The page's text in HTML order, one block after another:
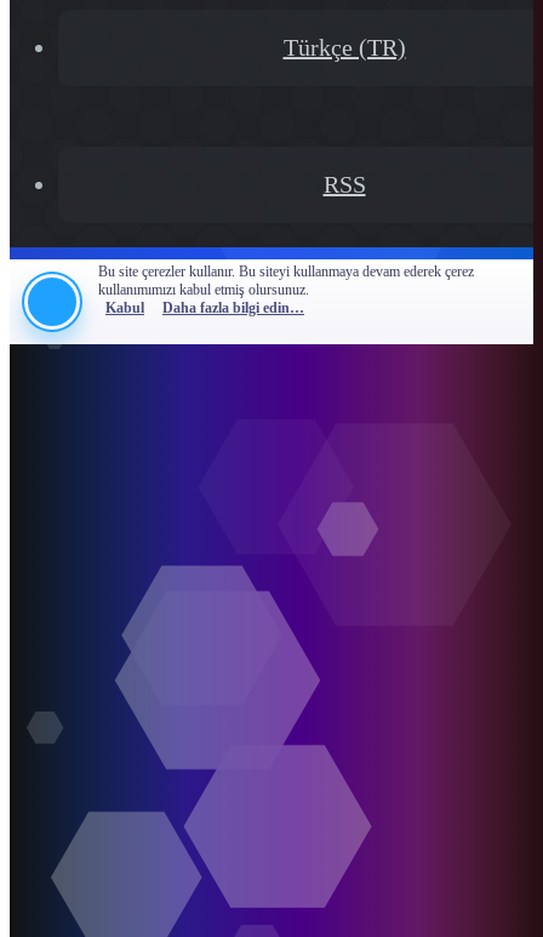
Türkçe (TR)
RSS
Bu site çerezler kullanır. Bu siteyi kullanmaya devam ederek çerez
kullanımımızı kabul etmiş olursunuz.
Kabul
Daha fazla bilgi edin…